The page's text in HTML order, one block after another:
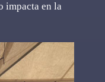
impacta en la